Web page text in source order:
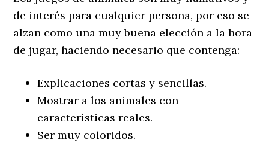
de interés para cualquier persona, por eso se
alzan como una muy buena elección a la hora
de jugar, haciendo necesario que contenga:
Explicaciones cortas y sencillas.
Mostrar a los animales con
características reales.
Ser muy coloridos.